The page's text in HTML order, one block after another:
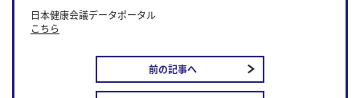
日本健康会議データポータル
こちら
前の記事へ